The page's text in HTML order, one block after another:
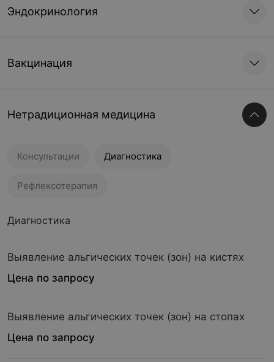
Эндокринология
Вакцинация
Нетрадиционная медицина
Консультации Диагностика
Рефлексотерапия
Диагностика
Выявление альгических точек (зон) на кистях
Цена по запросу
Выявление альгических точек (зон) на стопах
Цена по запросу